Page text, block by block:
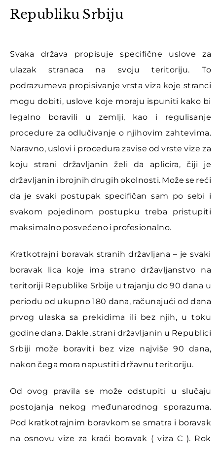
Republiku Srbiju
Svaka država propisuje specifične uslove za
ulazak stranaca na svoju teritoriju. To
podrazumeva propisivanje vrsta viza koje stranci
mogu dobiti, uslove koje moraju ispuniti kako bi
legalno boravili u zemlji, kao i regulisanje
procedure za odlučivanje o njihovim zahtevima.
Naravno, uslovi i procedura zavise od vrste vize za
koju strani državljanin želi da aplicira, čiji je
državljanin i brojnih drugih okolnosti. Može se reći
da je svaki postupak specifičan sam po sebi i
svakom pojedinom postupku treba pristupiti
maksimalno posvećeno i profesionalno.
Kratkotrajni boravak stranih državljana – je svaki
boravak lica koje ima strano državljanstvo na
teritoriji Republike Srbije u trajanju do 90 dana u
periodu od ukupno 180 dana, računajući od dana
prvog ulaska sa prekidima ili bez njih, u toku
godine dana. Dakle, strani državljanin u Republici
Srbiji može boraviti bez vize najviše 90 dana,
nakon čega mora napustiti državnu teritoriju.
Od ovog pravila se može odstupiti u slučaju
postojanja nekog međunarodnog sporazuma.
Pod kratkotrajnim boravkom se smatra i boravak
na osnovu vize za kraći boravak ( viza C ). Rok